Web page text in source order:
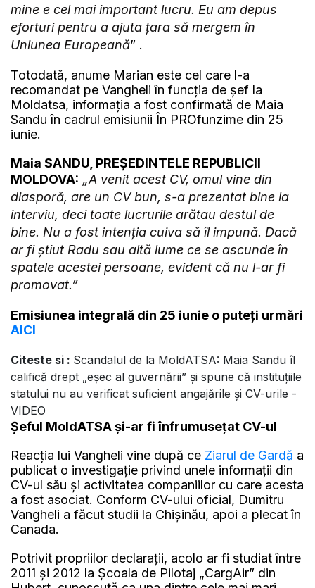
mine e cel mai important lucru. Eu am depus
eforturi pentru a ajuta țara să mergem în
Uniunea Europeană” .
Totodată, anume Marian este cel care l-a
recomandat pe Vangheli în funcția de șef la
Moldatsa, informația a fost confirmată de Maia
Sandu în cadrul emisiunii În PROfunzime din 25
iunie.
Maia SANDU, PREȘEDINTELE REPUBLICII
MOLDOVA: „A venit acest CV, omul vine din
diasporă, are un CV bun, s-a prezentat bine la
interviu, deci toate lucrurile arătau destul de
bine. Nu a fost intenția cuiva să îl impună. Dacă
ar fi știut Radu sau altă lume ce se ascunde în
spatele acestei persoane, evident că nu l-ar fi
promovat.”
Emisiunea integrală din 25 iunie o puteți urmări
AICI
Citeste si : Scandalul de la MoldATSA: Maia Sandu îl
califică drept „eșec al guvernării” și spune că instituțiile
statului nu au verificat suficient angajările și CV-urile -
VIDEO
Șeful MoldATSA și-ar fi înfrumusețat CV-ul
Reacția lui Vangheli vine după ce Ziarul de Gardă a
publicat o investigație privind unele informații din
CV-ul său și activitatea companiilor cu care acesta
a fost asociat. Conform CV-ului oficial, Dumitru
Vangheli a făcut studii la Chișinău, apoi a plecat în
Canada.
Potrivit propriilor declarații, acolo ar fi studiat între
2011 și 2012 la Școala de Pilotaj „CargAir” din